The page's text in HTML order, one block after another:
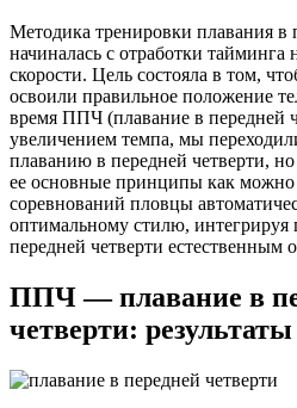
Методика тренировки плавания в
начиналась с отработки тайминга
скорости. Цель состояла в том,
освоили правильное положение
время ППЧ (плавание в передней
увеличением темпа, мы
плаванию в передней четверти, но
ее основные принципы как
соревнований пловцы
оптимальному стилю,
передней четверти естественным
ППЧ — плавание в
четверти: результаты